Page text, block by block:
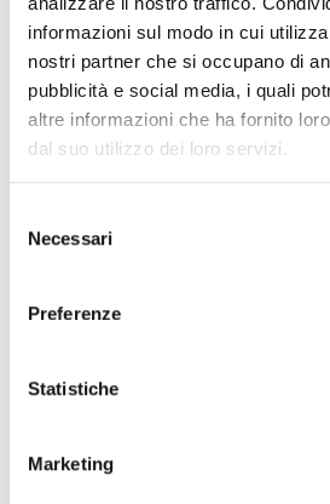
informazioni sul modo in cui
nostri partner che si occupano di
pubblicità e social media, i quali
altre informazioni che ha fornito
dal suo utilizzo dei loro servizi.
delNecessari
Preferenze
Statistiche
Marketing
agli obblighi della CSRD.
L’iniziativa, frutto della
Reflection Groupdi
Governance e Sostenibilità”
, ha
ruolo della
sostenibilità delle PMI.
rappresentanti aziendali
dirette, offrendo una lettura